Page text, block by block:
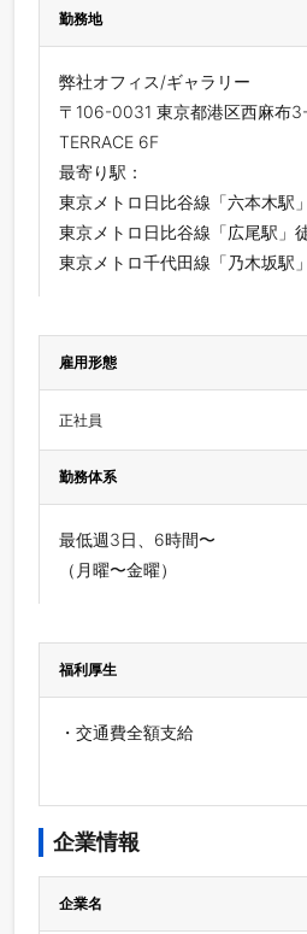
勤務地
弊社オフィス/ギャラリー
〒106-0031 東京都港区西麻布
TERRACE 6F
最寄り駅：
東京メトロ日比谷線「六本木駅
東京メトロ日比谷線「広尾駅」
東京メトロ千代田線「乃木坂駅
雇用形態
正社員
勤務体系
最低週3日、6時間〜
（月曜〜金曜）
福利厚生
・交通費全額支給
企業情報
企業名